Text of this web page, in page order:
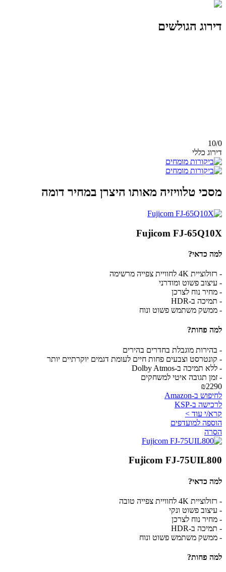
דירוג הגולשים
10/0
דירוג כללי
מסכי טלוויזיה מאותו היצרן במחיר דומה
Fujicom FJ-65Q10X
למה כדאי?
- רזולוציית 4K לחוויית צפייה מרשימה
- עיצוב פשוט ומודרני
- מחיר נוח לצרכן
- תמיכה ב-HDR
- ממשק משתמש פשוט ונוח
למה פחות?
- בהירות מוגבלת בחדרים בהירים
- קונטרסט וצבעים פחות חיים לעומת דגמים יוקרתיים יותר
- ללא תמיכה ב-Dolby Atmos
- זמן תגובה איטי למשחקים
₪2290
לחיפוש ב-Amazon
לרכישה ב-KSP
קרא/י עוד >
הוספה למועדפים
הסרה
Fujicom FJ-75UIL800
למה כדאי?
- רזולוציית 4K לחוויית צפייה טובה
- עיצוב פשוט ונקי
- מחיר נוח לצרכן
- תמיכה ב-HDR
- ממשק משתמש פשוט ונוח
למה פחות?